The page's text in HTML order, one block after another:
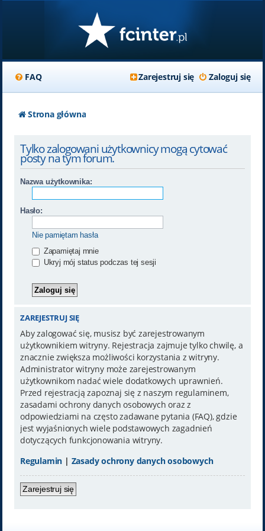
FAQ Zaloguj się
Zarejestruj się
Strona główna
Tylko zalogowani użytkownicy mogą cytować
posty na tym forum.
Nazwa użytkownika:
Hasło:
Nie pamiętam hasła
Zapamiętaj mnie
Ukryj mój status podczas tej sesji
ZAREJESTRUJ SIĘ
Aby zalogować się, musisz być zarejestrowanym
użytkownikiem witryny. Rejestracja zajmuje tylko chwilę, a
znacznie zwiększa możliwości korzystania z witryny.
Administrator witryny może zarejestrowanym
użytkownikom nadać wiele dodatkowych uprawnień.
Przed rejestracją zapoznaj się z naszym regulaminem,
zasadami ochrony danych osobowych oraz z
odpowiedziami na często zadawane pytania (FAQ), gdzie
jest wyjaśnionych wiele podstawowych zagadnień
dotyczących funkcjonowania witryny.
Regulamin | Zasady ochrony danych osobowych
Zarejestruj się